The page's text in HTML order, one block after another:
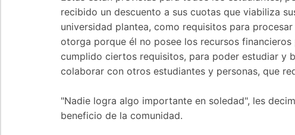
recibido un descuento a sus cuotas que viabiliza
universidad plantea, como requisitos para
otorga porque él no posee los recursos
cumplido ciertos requisitos, para poder estudiar y
colaborar con otros estudiantes y personas, que
"Nadie logra algo importante en soledad", les
beneficio de la comunidad.